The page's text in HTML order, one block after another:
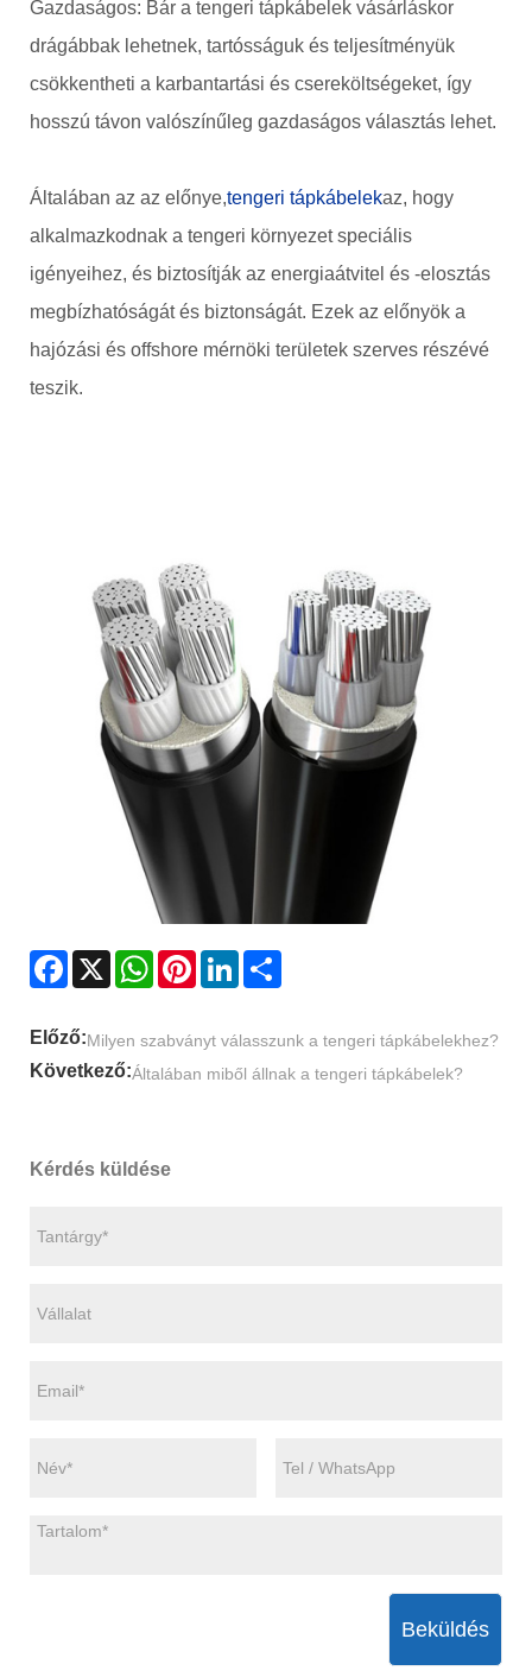
Gazdaságos: Bár a tengeri tápkábelek vásárláskor
drágábbak lehetnek, tartósságuk és teljesítményük
csökkentheti a karbantartási és csereköltségeket, így
hosszú távon valószínűleg gazdaságos választás lehet.
Általában az az előnye,tengeri tápkábelekaz, hogy
alkalmazkodnak a tengeri környezet speciális
igényeihez, és biztosítják az energiaátvitel és -elosztás
megbízhatóságát és biztonságát. Ezek az előnyök a
hajózási és offshore mérnöki területek szerves részévé
teszik.
Facebook
X WhatsAppPinterestLinkedIn
Előző:Milyen szabványt válasszunk a tengeri tápkábelekhez?
Következő:Általában miből állnak a tengeri tápkábelek?
Kérdés küldése
Beküldés